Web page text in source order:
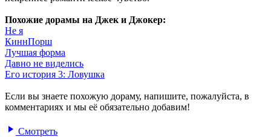
Похожие дорамы на Джек и Джокер:
Не я
КиннПорш
Лучшая форма
Давно не виделись
Его история 3: Ловушка
Если вы знаете похожую дораму, напишите, пожалуйста, в
комментариях и мы её обязательно добавим!
Смотреть